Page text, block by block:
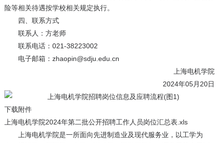
险等相关待遇按学校相关规定执行。
四、联系方式
联系人：方老师
联系电话：021-38223002
电子邮箱：zhaopin@sdju.edu.cn
上海电机学院
2024年05月20日
下载附件
上海电机学院2024年第二批公开招聘工作人员岗位汇总表.xls
上海电机学院是一所面向先进制造业及现代服务业，以工学为